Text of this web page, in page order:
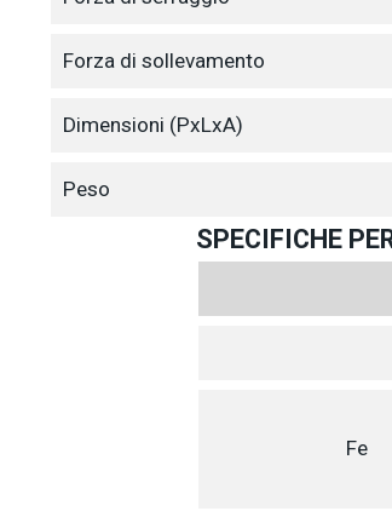
Forza di sollevamento
Dimensioni (PxLxA)
Peso
SPECIFICHE
Fe